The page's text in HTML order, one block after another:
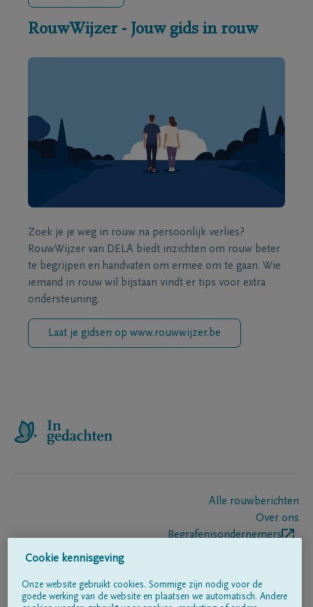
RouwWijzer - Jouw gids in rouw
Zoek je je weg in rouw na persoonlijk verlies?
RouwWijzer van DELA biedt inzichten om rouw beter
te begrijpen en handvaten om ermee om te gaan. Wie
iemand in rouw wil bijstaan vindt er tips voor extra
ondersteuning.
Laat je gidsen op www.rouwwijzer.be
Alle rouwberichten
Over ons
Begrafenisondernemers
Volg ons op
Cookie kennisgeving
Onze website gebruikt cookies. Sommige zijn nodig voor de
goede werking van de website en plaatsen we automatisch. Andere